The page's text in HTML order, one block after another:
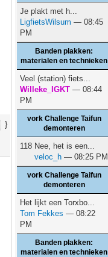
}
Je plakt met h...
LigfietsWilsum — 08:45
PM
Banden plakken:
materialen en technieken
Veel (station) fiets...
Willeke_IGKT — 08:44
PM
vork Challenge Taifun
demonteren
118 Nee, het is een...
veloc_h — 08:25 PM
vork Challenge Taifun
demonteren
Het lijkt een Torxbo...
Tom Fekkes — 08:22
PM
Banden plakken:
materialen en technieken